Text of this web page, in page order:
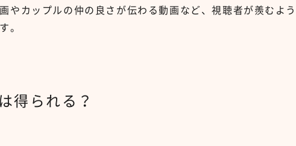
やカップルの仲の良さが伝わる動画など、視聴者が羨むよう
。
得られる？